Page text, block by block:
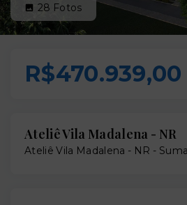
28 Fotos
R$470.939,00
Ateliê Vila Madalena - NR
Ateliê Vila Madalena - NR -